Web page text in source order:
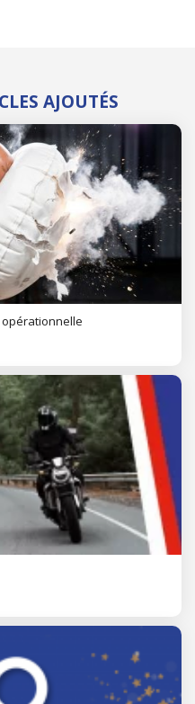
AJOUTÉS
opérationnelle